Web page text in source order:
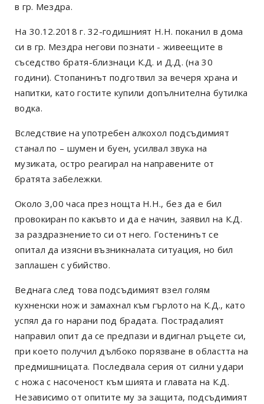
в гр. Мездра.
На 30.12.2018 г. 32-годишният Н.Н. поканил в дома
си в гр. Мездра негови познати - живеещите в
съседство братя-близнаци К.Д. и Д.Д. (на 30
години). Стопанинът подготвил за вечеря храна и
напитки, като гостите купили допълнителна бутилка
водка.
Вследствие на употребен алкохол подсъдимият
станал по – шумен и буен, усилвал звука на
музиката, остро реагирал на направените от
братята забележки.
Около 3,00 часа през нощта Н.Н., без да е бил
провокиран по какъвто и да е начин, заявил на К.Д.
за раздразнението си от него. Гостенинът се
опитал да изясни възникналата ситуация, но бил
заплашен с убийство.
Веднага след това подсъдимият взел голям
кухненски нож и замахнал към гърлото на К.Д., като
успял да го нарани под брадата. Пострадалият
направил опит да се предпази и вдигнал ръцете си,
при което получил дълбоко порязване в областта на
предмишницата. Последвала серия от силни удари
с ножа с насоченост към шията и главата на К.Д.
Независимо от опитите му за защита, подсъдимият